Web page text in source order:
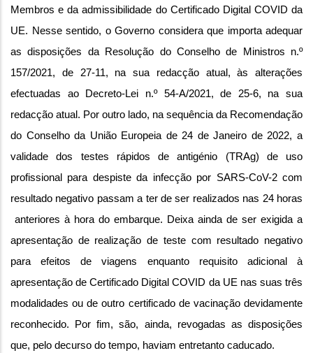
Membros e da admissibilidade do Certificado Digital COVID da
UE. Nesse sentido, o Governo considera que importa adequar
as disposições da Resolução do Conselho de Ministros n.º
157/2021, de 27-11, na sua redacção atual, às alterações
efectuadas ao Decreto-Lei n.º 54-A/2021, de 25-6, na sua
redacção atual. Por outro lado, na sequência da Recomendação
do Conselho da União Europeia de 24 de Janeiro de 2022, a
validade dos testes rápidos de antigénio (TRAg) de uso
profissional para despiste da infecção por SARS-CoV-2 com
resultado negativo passam a ter de ser realizados nas 24 horas
anteriores à hora do embarque. Deixa ainda de ser exigida a
apresentação de realização de teste com resultado negativo
para efeitos de viagens enquanto requisito adicional à
apresentação de Certificado Digital COVID da UE nas suas três
modalidades ou de outro certificado de vacinação devidamente
reconhecido. Por fim, são, ainda, revogadas as disposições
que, pelo decurso do tempo, haviam entretanto caducado.